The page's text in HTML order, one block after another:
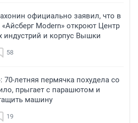
официально заявил, что в
Modern» откроют Центр
индустрий и корпус Вышки
58
70-летняя пермячка похудела со
прыгает с парашютом и
машину
19